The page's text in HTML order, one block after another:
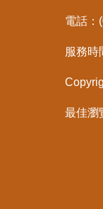
電話：
服務時
最佳瀏